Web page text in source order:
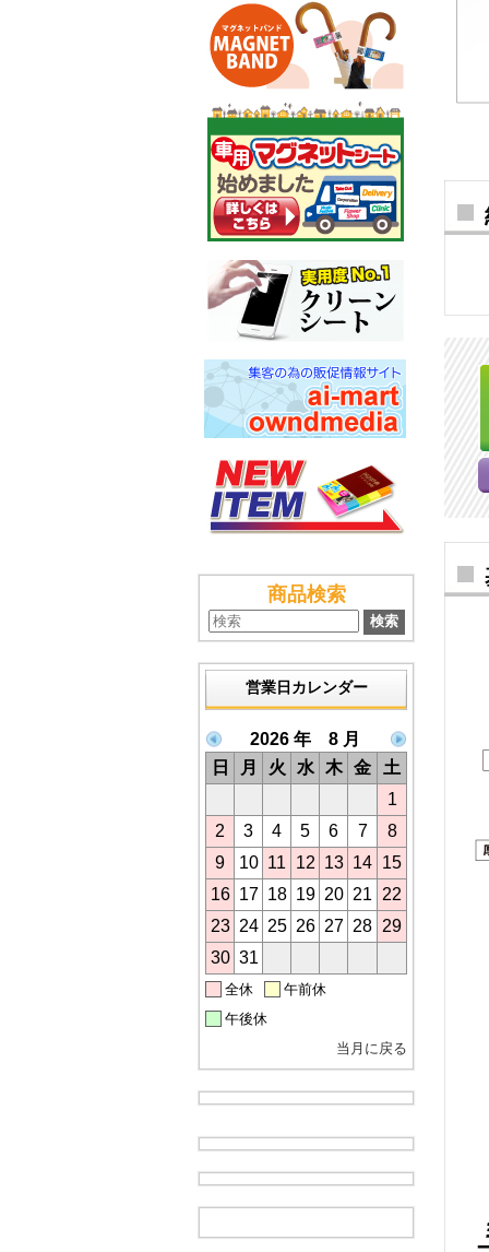
商品検索
営業日カレンダー
2026 年 8 月
日
月 火 水 木 金
土
1
2
3 4 5 6 7
8
9
10 11 12 13 14 15
16 17 18 19 20 21
22
23 24 25 26 27 28 29
30 31
全休
午前休
午後休
当月に戻る